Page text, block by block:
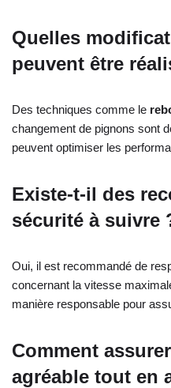
Quelles
peuvent être
Des techniques comme le
changement de pignons sont
peuvent optimiser les
Existe-t-il des
sécurité à suivre
Oui, il est recommandé de
concernant la vitesse
manière responsable pour
Comment
agréable tout en